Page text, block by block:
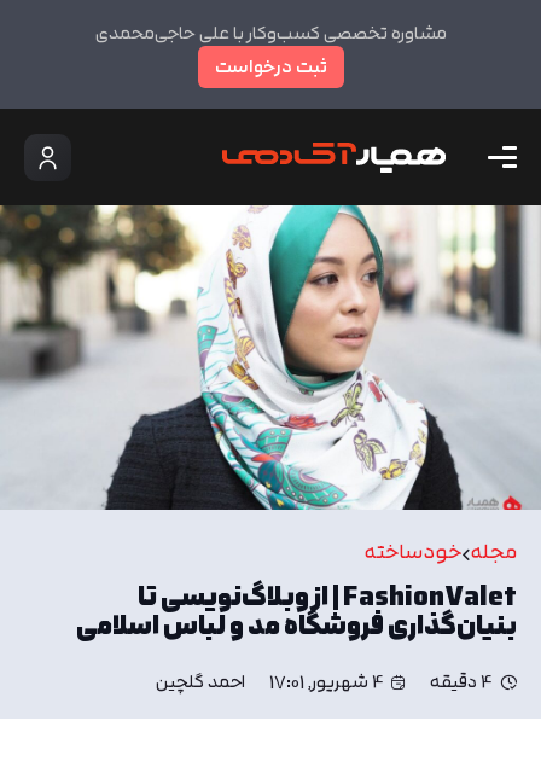
مشاوره تخصصی کسب‌وکار با علی حاجی‌محمدی
ثبت درخواست
مجله خودساخته
FashionValet | از وبلاگ‌نویسی تا
بنیان‌گذاری فروشگاه مد و لباس اسلامی
4 دقیقه 4 شهریور, 17:01 احمد گلچین